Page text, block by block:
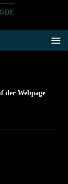
der Webpage